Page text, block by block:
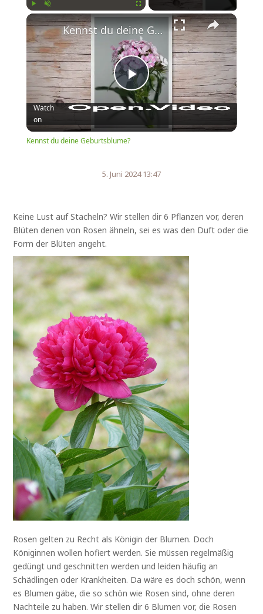
Fullscreen ×
Play
Video
Kennst du deine Geburtsblume?
Watch
on
Kennst du deine Geburtsblume?
5. Juni 2024 13:47
Keine Lust auf Stacheln? Wir stellen dir 6 Pflanzen vor, deren
Blüten denen von Rosen ähneln, sei es was den Duft oder die
Form der Blüten angeht.
Rosen gelten zu Recht als Königin der Blumen. Doch
Königinnen wollen hofiert werden. Sie müssen regelmäßig
gedüngt und geschnitten werden und leiden häufig an
Schädlingen oder Krankheiten. Da wäre es doch schön, wenn
es Blumen gäbe, die so schön wie Rosen sind, ohne deren
Nachteile zu haben. Wir stellen dir 6 Blumen vor, die Rosen